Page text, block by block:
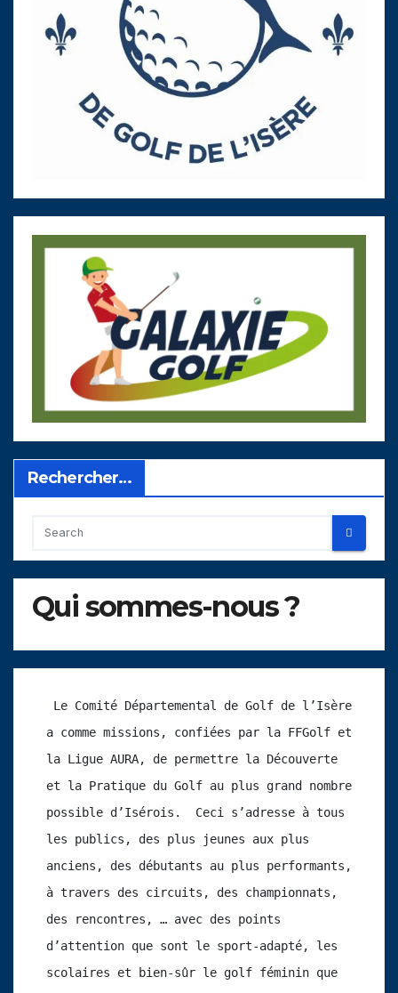
Rechercher…
Qui sommes-nous ?
a comme missions, confiées par la FFGolf et
la Ligue AURA, de permettre la Découverte
et la Pratique du Golf au plus grand nombre
possible d’Isérois.  Ceci s’adresse à tous
les publics, des plus jeunes aux plus
anciens, des débutants au plus performants,
à travers des circuits, des championnats,
des rencontres, … avec des points
d’attention que sont le sport-adapté, les
scolaires et bien-sûr le golf féminin que